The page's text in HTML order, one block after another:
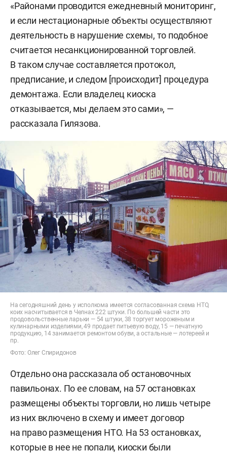
«Районами проводится ежедневный мониторинг,
и если нестационарные объекты осуществляют
деятельность в нарушение схемы, то подобное
считается несанкционированной торговлей.
В таком случае составляется протокол,
предписание, и следом [происходит] процедура
демонтажа. Если владелец киоска
отказывается, мы делаем это сами», —
рассказала Гилязова.
На сегодняшний день у исполкома имеется согласованная схема НТО,
коих насчитывается в Челнах 222 штуки. По большей части это
продовольственные ларьки — 54 штуки, 38 торгует мороженым и
кулинарными изделиями, 49 продает питьевую воду, 15 — печатную
продукцию, 14 занимается ремонтом обуви, а остальные — лотереей и
пр.
Фото: Олег Спиридонов
Отдельно она рассказала об остановочных
павильонах. По ее словам, на 57 остановках
размещены объекты торговли, но лишь четыре
из них включено в схему и имеет договор
на право размещения НТО. На 53 остановках,
которые в нее не попали, киоски были